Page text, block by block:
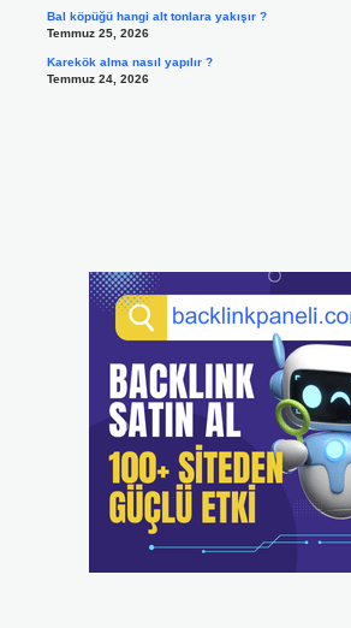
Bal köpüğü hangi alt tonlara yakışır ?
Temmuz 25, 2026
Karekök alma nasıl yapılır ?
Temmuz 24, 2026